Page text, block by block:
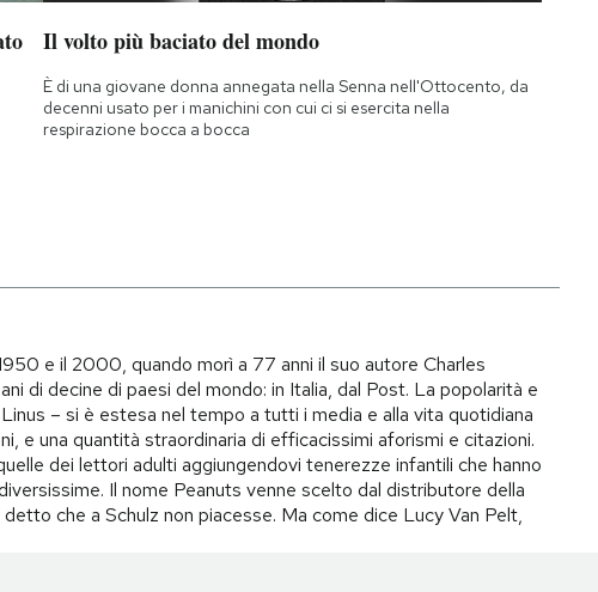
Il volto più baciato del mondo
È di una giovane donna annegata nella Senna nell'Ottocento, da
decenni usato per i manichini con cui ci si esercita nella
respirazione bocca a bocca
e il 2000, quando morì a 77 anni il suo autore Charles
di decine di paesi del mondo: in Italia, dal Post. La popolarità e
– si è estesa nel tempo a tutti i media e alla vita quotidiana
e una quantità straordinaria di efficacissimi aforismi e citazioni.
dei lettori adulti aggiungendovi tenerezze infantili che hanno
Il nome Peanuts venne scelto dal distributore della
che a Schulz non piacesse. Ma come dice Lucy Van Pelt,